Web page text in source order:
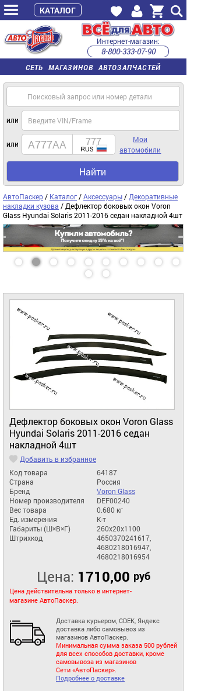
СЕТЬ МАГАЗИНОВ АВТОЗАПЧАСТЕЙ
Интернет-магазин:
8-800-333-07-90
часы работы с 9:00 до 22:00 (пн-пт)
или
или
Мои
автомобили
Найти
АвтоПаскер / Каталог /Аксессуары / Декоративные
накладки кузова / Дефлектор боковых окон Voron
Glass Hyundai Solaris 2011-2016 седан накладной 4шт
Дефлектор боковых окон Voron Glass
Hyundai Solaris 2011-2016 седан
накладной 4шт
Добавить в избранное
Код товара
64187
Страна
Россия
Бренд
Voron Glass
Номер производителя
DEF00240
Вес товара
0.680 кг
Ед. измерения
К-т
Габариты (Ш×В×Г)
260x20x1100
Штрихкод
4650370241617,
4680218016947,
4680218016954
Цена: 1710,00 руб
Цена действительна только в интернет-
магазине АвтоПаскер.
Доставка курьером, CDEK, Яндекс
доставка либо самовывоз из
магазинов АвтоПаскер.
Минимальная сумма заказа 500 рублей
для всех способов доставки, кроме
самовывоза из магазинов
Сети «АвтоПаскер».
Подробнее о доставке
КАТАЛОГ